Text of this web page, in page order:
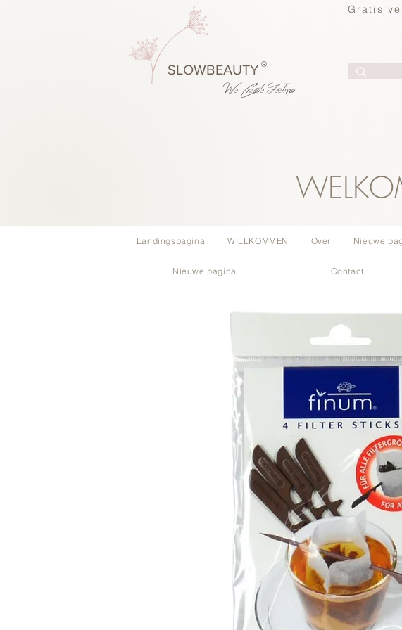
Gratis
®
SLOWBEAUTY
We CreateFeeling
Landingspagina WILLKOMMEN Over Nieuwe
Nieuwe pagina Contact